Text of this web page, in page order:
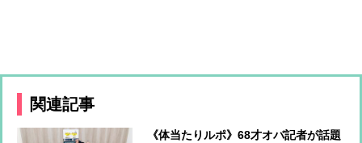
関連記事
《体当たりルポ》68才オバ記者が話題